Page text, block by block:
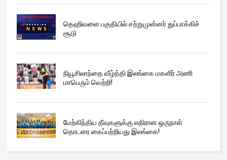
தெஹிவளை பகுதியில் சற்றுமுன்னர் துப்பாக்கிச்
சூடு
நியூசிலாந்தை வீழ்த்தி இலங்கை மகளிர் அணி
மாபெரும் வெற்றி!
மேற்கிந்திய தீவுகளுக்கு எதிரான ஒருநாள்
தொடரை கைப்பற்றியது இலங்கை!